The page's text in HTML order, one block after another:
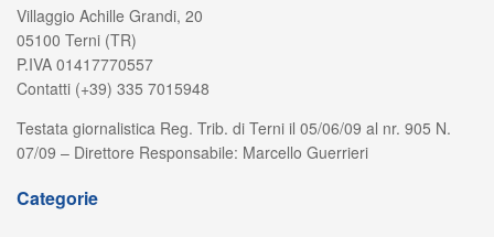
Villaggio Achille Grandi, 20
05100 Terni (TR)
P.IVA 01417770557
Contatti (+39) 335 7015948
Testata giornalistica Reg. Trib. di Terni il 05/06/09 al nr. 905 N.
07/09 – Direttore Responsabile: Marcello Guerrieri
Categorie